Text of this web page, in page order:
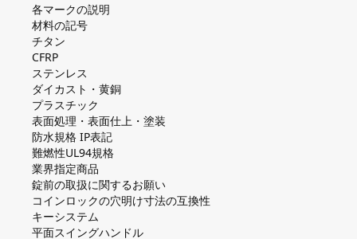
各マークの説明
材料の記号
チタン
CFRP
ステンレス
ダイカスト・⻩銅
プラスチック
表面処理・表面仕上・塗装
防⽔規格 IP表記
難燃性UL94規格
業界指定商品
錠前の取扱に関するお願い
コインロックの⽳明け⼨法の互換性
キーシステム
平⾯スイングハンドル